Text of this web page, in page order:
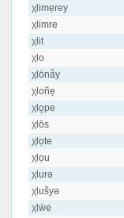
χlimẹrey
χlimre
χlit
χlo
χlōnǟy
χloñẹ
χlǫpe
χlōs
χlọte
χlọu
χlurə
χlušyə
χlẅe